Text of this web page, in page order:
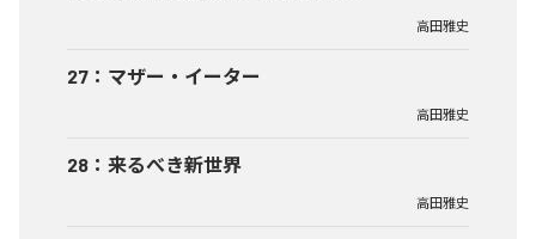
高田雅史
27 ： マザー・イーター
高田雅史
28 ： 来るべき新世界
高田雅史